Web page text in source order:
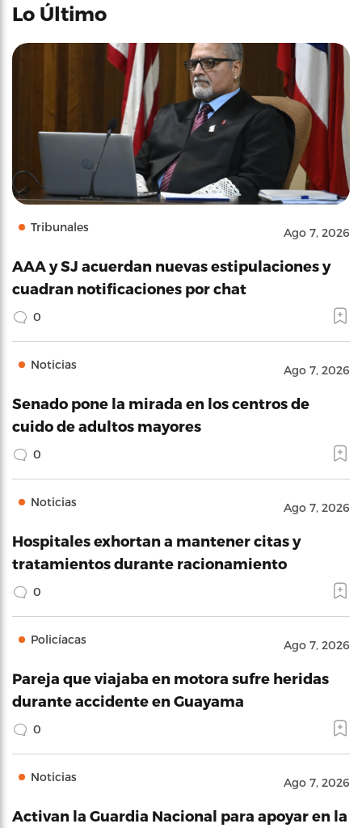
Lo Último
Tribunales Ago 7, 2026
AAA y SJ acuerdan nuevas estipulaciones y
cuadran notificaciones por chat
0
Noticias Ago 7, 2026
Senado pone la mirada en los centros de
cuido de adultos mayores
0
Noticias Ago 7, 2026
Hospitales exhortan a mantener citas y
tratamientos durante racionamiento
0
Policíacas Ago 7, 2026
Pareja que viajaba en motora sufre heridas
durante accidente en Guayama
0
Noticias Ago 7, 2026
Activan la Guardia Nacional para apoyar en la